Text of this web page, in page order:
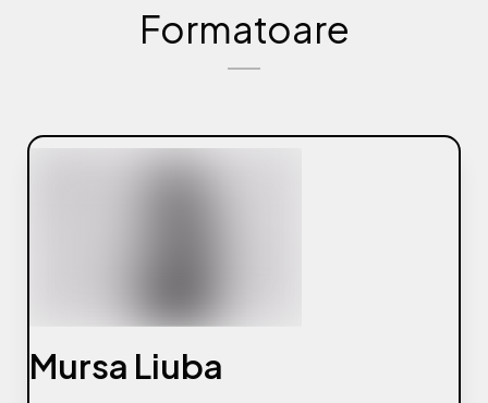
Formatoare
Mursa Liuba